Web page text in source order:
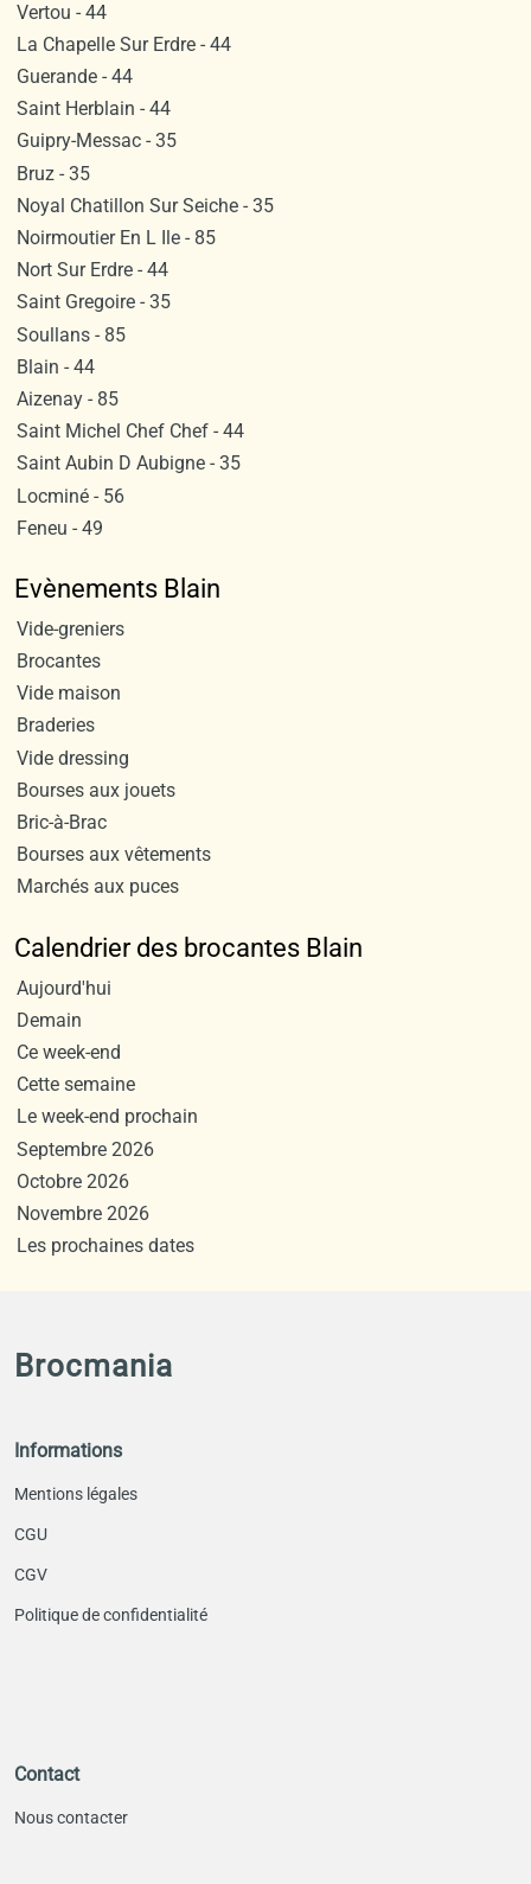
Vertou - 44
La Chapelle Sur Erdre - 44
Guerande - 44
Saint Herblain - 44
Guipry-Messac - 35
Bruz - 35
Noyal Chatillon Sur Seiche - 35
Noirmoutier En L Ile - 85
Nort Sur Erdre - 44
Saint Gregoire - 35
Soullans - 85
Blain - 44
Aizenay - 85
Saint Michel Chef Chef - 44
Saint Aubin D Aubigne - 35
Locminé - 56
Feneu - 49
Evènements Blain
Vide-greniers
Brocantes
Vide maison
Braderies
Vide dressing
Bourses aux jouets
Bric-à-Brac
Bourses aux vêtements
Marchés aux puces
Calendrier des brocantes Blain
Aujourd'hui
Demain
Ce week-end
Cette semaine
Le week-end prochain
Septembre 2026
Octobre 2026
Novembre 2026
Les prochaines dates
Brocmania
Informations
Mentions légales
CGU
CGV
Politique de confidentialité
Contact
Nous contacter